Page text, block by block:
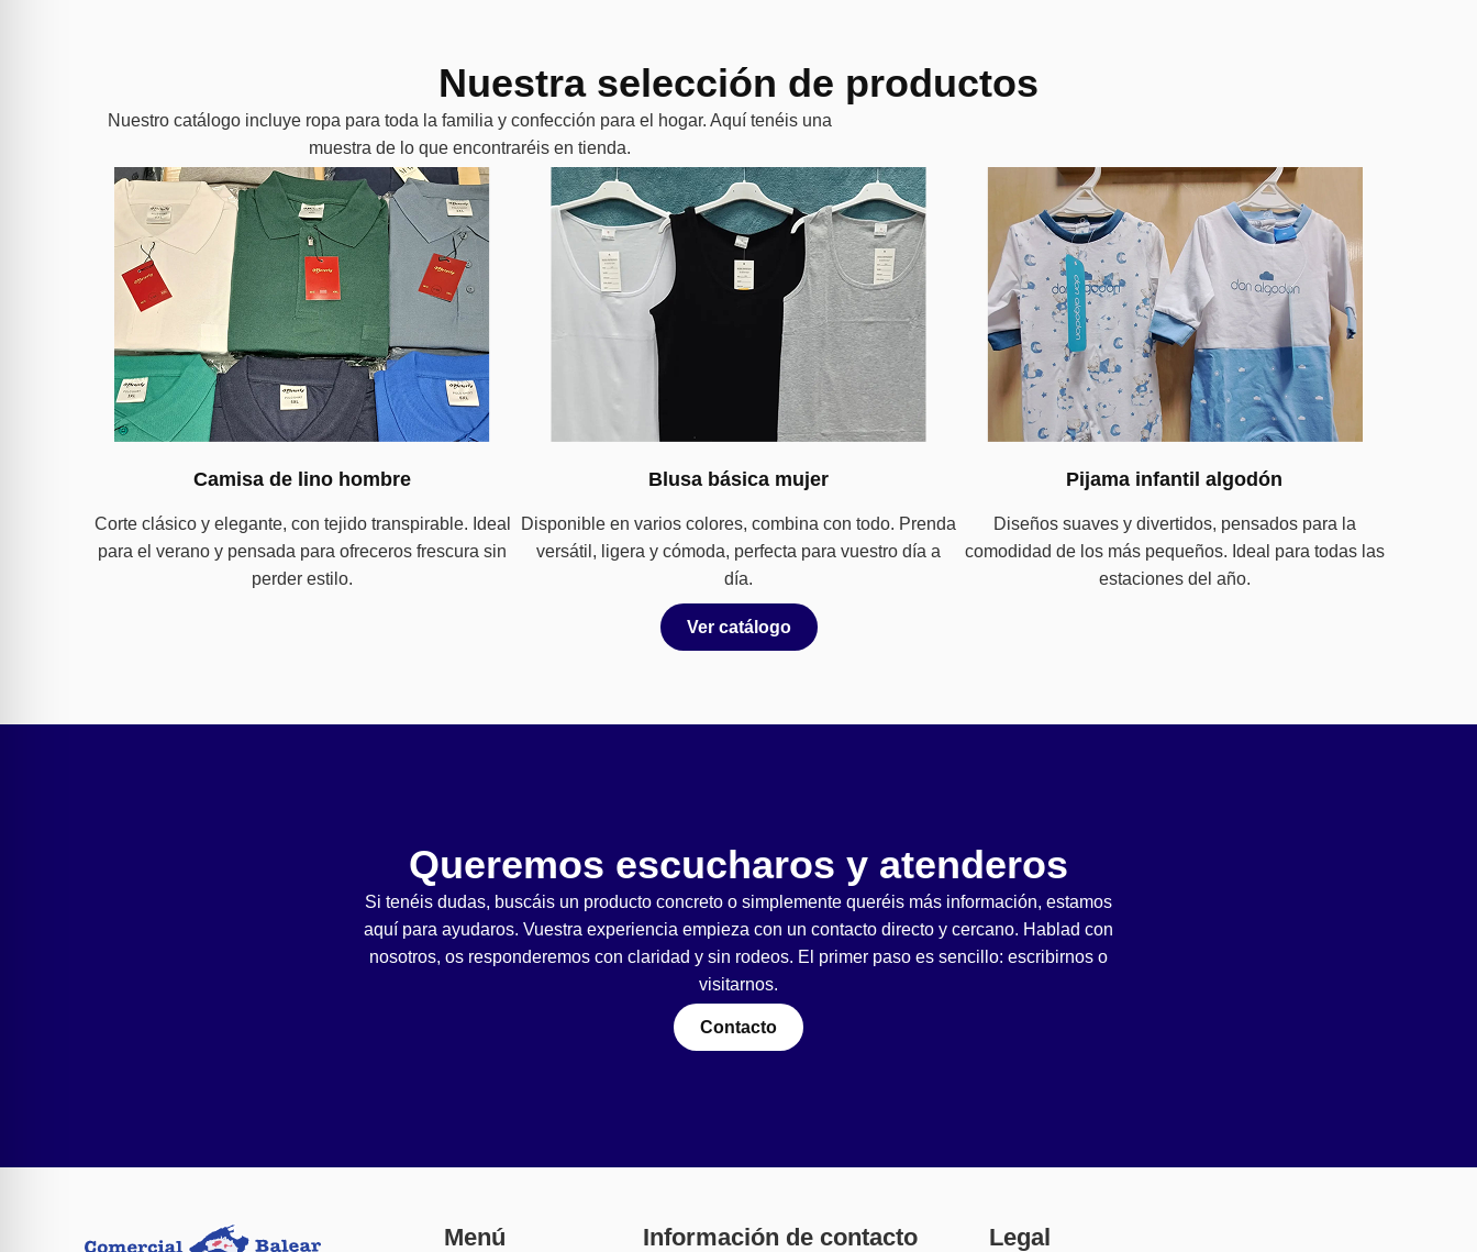
Nuestra selección de productos
Nuestro catálogo incluye ropa para toda la familia y confección para el hogar. Aquí tenéis una
muestra de lo que encontraréis en tienda.
Camisa de lino hombre
Corte clásico y elegante, con tejido transpirable. Ideal
para el verano y pensada para ofreceros frescura sin
perder estilo.
Blusa básica mujer
Disponible en varios colores, combina con todo. Prenda
versátil, ligera y cómoda, perfecta para vuestro día a
día.
Pijama infantil algodón
Diseños suaves y divertidos, pensados para la
comodidad de los más pequeños. Ideal para todas las
estaciones del año.
Ver catálogo
Queremos escucharos y atenderos
Si tenéis dudas, buscáis un producto concreto o simplemente queréis más información, estamos
aquí para ayudaros. Vuestra experiencia empieza con un contacto directo y cercano. Hablad con
nosotros, os responderemos con claridad y sin rodeos. El primer paso es sencillo: escribirnos o
visitarnos.
Contacto
Menú Información de contacto Legal